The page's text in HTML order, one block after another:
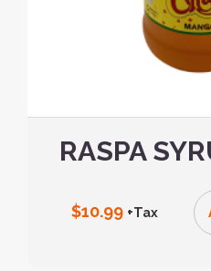
RASPA
$10.99 +Tax